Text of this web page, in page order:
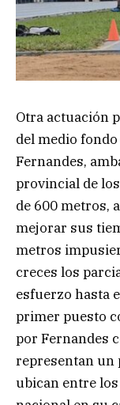
Otra actuación
del medio
Fernandes,
provincial de
de 600 metros,
mejorar sus
metros
creces los
esfuerzo hasta
primer puesto
por Fernandes
representan un
ubican entre